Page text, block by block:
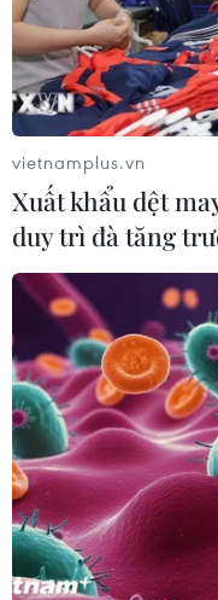
vietnamplus.vn
Xuất khẩu dệt
duy trì đà tăng